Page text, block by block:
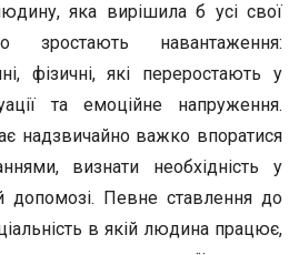
яка вирішила б усі свої
зростають навантаження:
фізичні, які переростають у
та емоційне напруження.
надзвичайно важко впоратися
визнати необхідність у
допомозі. Певне ставлення до
в якій людина працює,